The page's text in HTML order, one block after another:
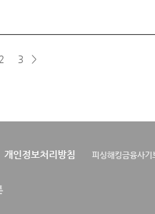
2 3 >
개인정보처리방침 피싱해킹금융사기